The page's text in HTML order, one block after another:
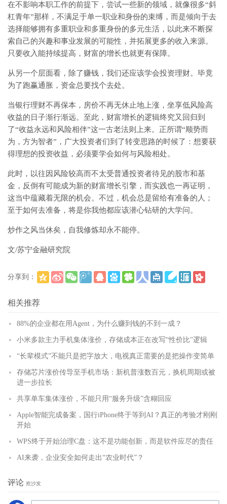
在不影响本职工作的前提下，尝试一些新的领域，就像很多“斜
杠青年”那样，不满足于单一职业和身份的束缚，而是倾向于去
选择能够拥有多重职业和多重身份的多元生活，以此来不断探
索自己的兴趣和事业发展的可能性，并拓展更多的收入来源。
只要收入能持续提高，财富的增长也就更有保障。
从另一个层面看，除了赚钱，我们还应该学会投资理财。毕竟
为了跑赢通胀，资金总要找个去处。
当银行理财不再保本，房价不再无休止地上涨，坐享低风险高
收益的日子渐行渐远。至此，财富增长的逻辑终究又回归到
了“收益永远和风险相伴”这一古老法则上来。正所谓“顺势而
为，方为智者”，广大投资者们到了转变思路的时候了：想要获
得理想的投资收益，必须要学会如何与风险相处。
此时，以往因风险较高而不太受普通投资者待见的股市和基
金，反倒有可能成为新的财富增长引擎，而实践也一再证明，
这当中蕴藏着无限的机会。不过，机会总是留给有准备的人；
至于如何去准备，将是你我他都应该潜心钻研的大学问。
炒作之风当休矣，自我修炼却永不能停。
文/苏宁金融研究院
分享到：
相关推荐
88%的企业都在用Agent，为什么赚到钱的不到一成？
小米多款主力手机集体涨价，存储成本正在改写“性价比”逻辑
“长辈模式”不能只是把字放大，电视真正需要的是把操作变简单
存储芯片涨价传导至手机市场：新机普涨数百元，换机周期或被
进一步拉长
共享单车集体涨价，不能只用“服务升级”含糊回应
Apple智能完成备案，国行iPhone终于等到AI？真正的考验才刚刚
开始
WPS终于开始治理C盘：这不是功能创新，而是软件应尽的责任
AI来袭，企业安全如何走出“农业时代”？
评论 抢沙发